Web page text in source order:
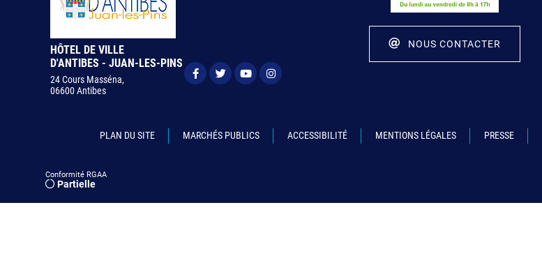
HÔTEL DE VILLE
D'ANTIBES - JUAN-LES-PINS
24 Cours Masséna,
06600 Antibes
NOUS CONTACTER
PLAN DU SITE MARCHÉS PUBLICS ACCESSIBILITÉ MENTIONS LÉGALES PRESSE
Conformité RGAA
Partielle